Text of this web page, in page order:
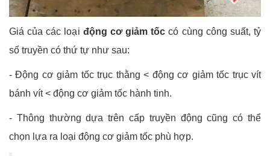
Giá của các loại động cơ giảm tốc có cùng công suất, tỷ
số truyền có thứ tự như sau:
- Động cơ giảm tốc trục thằng < động cơ giảm tốc trục vít
bánh vít < động cơ giảm tốc hành tinh.
- Thông thường dựa trên cấp truyền động cũng có thể
chọn lựa ra loại động cơ giảm tốc phù hợp.